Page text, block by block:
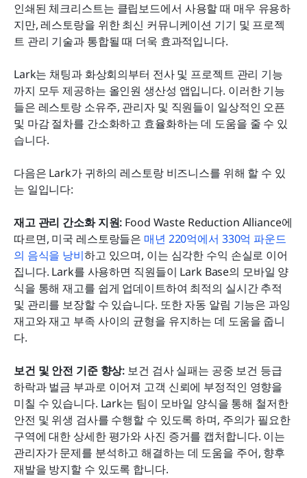
인쇄된 체크리스트는 클립보드에서 사용할 때 매우 유용하
지만, 레스토랑을 위한 최신 커뮤니케이션 기기 및 프로젝
트 관리 기술과 통합될 때 더욱 효과적입니다.
Lark는 채팅과 화상회의부터 전사 및 프로젝트 관리 기능
까지 모두 제공하는 올인원 생산성 앱입니다. 이러한 기능
들은 레스토랑 소유주, 관리자 및 직원들이 일상적인 오픈
및 마감 절차를 간소화하고 효율화하는 데 도움을 줄 수 있
습니다.
다음은 Lark가 귀하의 레스토랑 비즈니스를 위해 할 수 있
는 일입니다:
재고 관리 간소화 지원: Food Waste Reduction Alliance에
따르면, 미국 레스토랑들은 매년 220억에서 330억 파운드
의 음식을 낭비하고 있으며, 이는 심각한 수익 손실로 이어
집니다. Lark를 사용하면 직원들이 Lark Base의 모바일 양
식을 통해 재고를 쉽게 업데이트하여 최적의 실시간 추적
및 관리를 보장할 수 있습니다. 또한 자동 알림 기능은 과잉
재고와 재고 부족 사이의 균형을 유지하는 데 도움을 줍니
다.
보건 및 안전 기준 향상: 보건 검사 실패는 공중 보건 등급
하락과 벌금 부과로 이어져 고객 신뢰에 부정적인 영향을
미칠 수 있습니다. Lark는 팀이 모바일 양식을 통해 철저한
안전 및 위생 검사를 수행할 수 있도록 하며, 주의가 필요한
구역에 대한 상세한 평가와 사진 증거를 캡처합니다. 이는
관리자가 문제를 분석하고 해결하는 데 도움을 주어, 향후
재발을 방지할 수 있도록 합니다.